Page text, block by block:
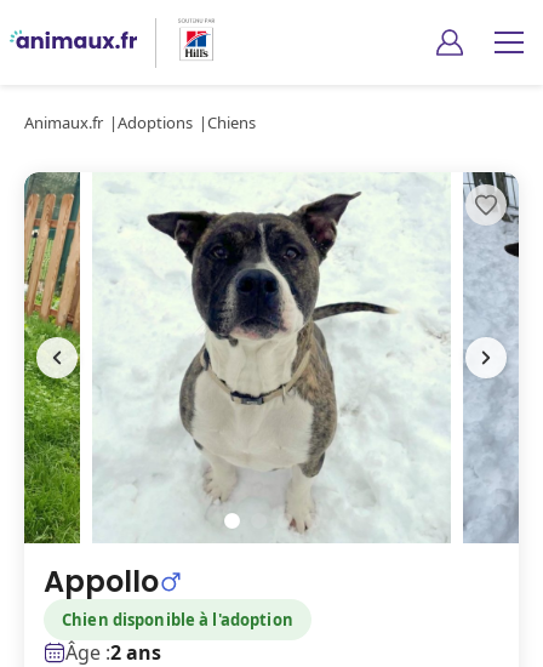
Animaux.fr Adoptions Chiens
Appollo
Chien disponible à l'adoption
Âge :2 ans